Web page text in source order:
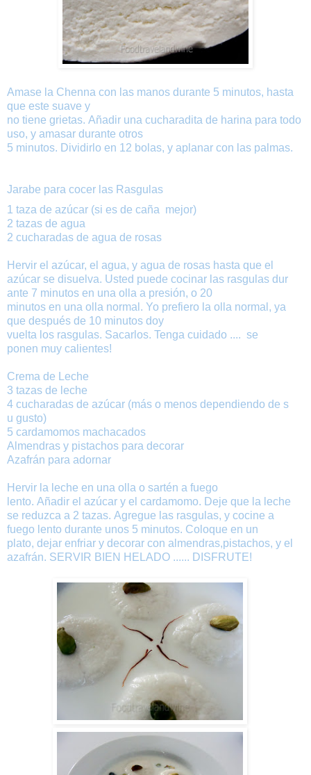
Amase la Chenna con las manos durante 5 minutos, hasta
que este suave y
no tiene grietas. Añadir una cucharadita de harina para todo
uso, y amasar durante otros
5 minutos. Dividirlo en 12 bolas, y aplanar con las palmas.
Jarabe para cocer las Rasgulas
1 taza de azúcar (si es de caña mejor)
2 tazas de agua
2 cucharadas de agua de rosas
Hervir el azúcar, el agua, y agua de rosas hasta que el
azúcar se disuelva. Usted puede cocinar las rasgulas dur
ante 7 minutos en una olla a presión, o 20
minutos en una olla normal . Yo prefiero la olla normal , ya
que después de 10 minutos doy
vuelta los rasgulas. Sacarlos. Tenga cuidado .... se
ponen muy calientes!
Crema de Leche
3 tazas de leche
4 cucharadas de azúcar (más o menos dependiendo de s
u gusto)
5 cardamomos machacados
Almendras y pistachos para decorar
Azafrán para adornar
Hervir la leche en una olla o sartén a fuego
lento. Añadir el azúcar y el cardamomo. Deje que la leche
se reduzca a 2 tazas. Agregue las rasgulas, y cocine a
fuego lento durante unos 5 minutos. Coloque en un
plato, dejar enfriar y decorar con almendras,pistachos, y el
azafrán. SERVIR BIEN HELADO ...... DISFRUTE!